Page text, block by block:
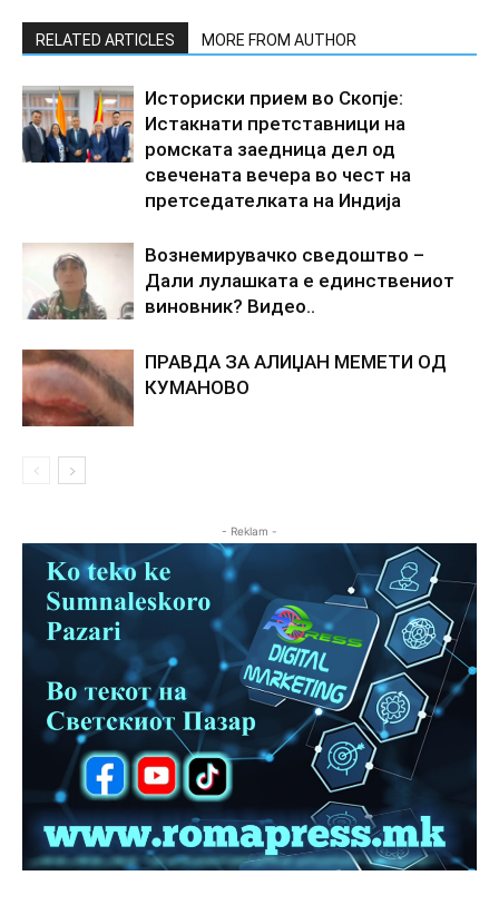
RELATED ARTICLES MORE FROM AUTHOR
Историски прием во Скопје:
Истакнати претставници на
ромската заедница дел од
свечената вечера во чест на
претседателката на Индија
Вознемирувачко сведоштво –
Дали лулашката е единствениот
виновник? Видео..
ПРАВДА ЗА АЛИЏАН МЕМЕТИ ОД
КУМАНОВО
- Reklam -